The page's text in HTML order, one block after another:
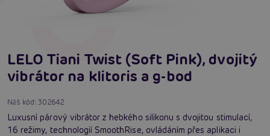
LELO Tiani Twist (Soft Pink), dvojitý
vibrátor na klitoris a g-bod
Náš kód:302642
Luxusní párový vibrátor z hebkého silikonu s dvojitou stimulací,
16 režimy, technologií SmoothRise, ovládáním přes aplikaci i